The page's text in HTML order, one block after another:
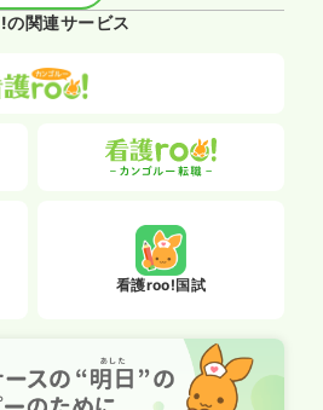
関連サービス
看護roo!国試